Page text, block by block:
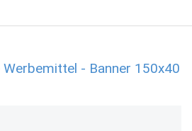
- Banner 150x40